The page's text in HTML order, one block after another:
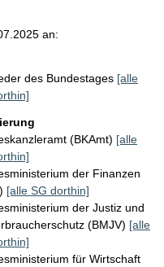
an:
des Bundestages [alle
(BKAmt) [alle
der Finanzen
[alle SG dorthin]
der Justiz und
(BMJV) [alle
für Wirtschaft